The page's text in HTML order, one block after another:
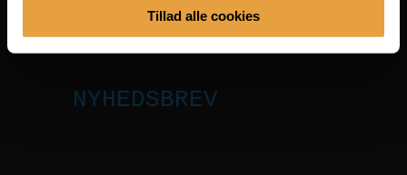
Tillad alle cookies
NYHEDSBREV